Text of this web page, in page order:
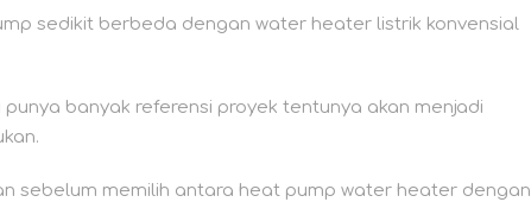
sedikit berbeda dengan water heater listrik konvensial
banyak referensi proyek tentunya akan menjadi
sebelum memilih antara heat pump water heater dengan